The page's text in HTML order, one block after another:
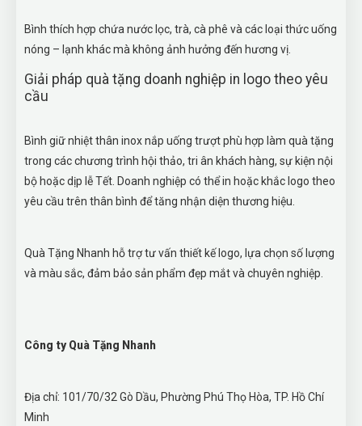
Bình thích hợp chứa nước lọc, trà, cà phê và các loại thức uống
nóng – lạnh khác mà không ảnh hưởng đến hương vị.
Giải pháp quà tặng doanh nghiệp in logo theo yêu
cầu
Bình giữ nhiệt thân inox nắp uống trượt phù hợp làm quà tặng
trong các chương trình hội thảo, tri ân khách hàng, sự kiện nội
bộ hoặc dịp lễ Tết. Doanh nghiệp có thể in hoặc khắc logo theo
yêu cầu trên thân bình để tăng nhận diện thương hiệu.
Quà Tặng Nhanh hỗ trợ tư vấn thiết kế logo, lựa chọn số lượng
và màu sắc, đảm bảo sản phẩm đẹp mắt và chuyên nghiệp.
Công ty Quà Tặng Nhanh
Địa chỉ: 101/70/32 Gò Dầu, Phường Phú Thọ Hòa, TP. Hồ Chí
Minh